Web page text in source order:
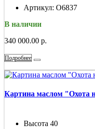
Артикул: О6837
В наличии
340 000.00 р.
Подробнее
Картина маслом "Охота
Высота 40